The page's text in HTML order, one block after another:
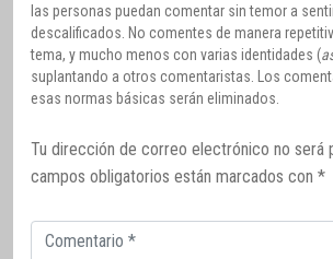
las personas puedan comentar sin temor a
descalificados. No comentes de manera
tema, y mucho menos con varias identidades (
suplantando a otros comentaristas. Los
esas normas básicas serán eliminados.
Tu dirección de correo electrónico no será
campos obligatorios están marcados con *
Comentario